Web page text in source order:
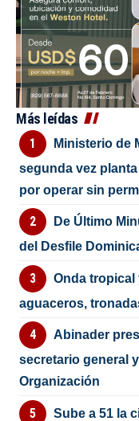
Más leídas
Ministerio de
segunda vez
por operar sin
De Último
del Desfile
Onda tropical
aguaceros,
Abinader
secretario general
Organización
Sube a 51 la